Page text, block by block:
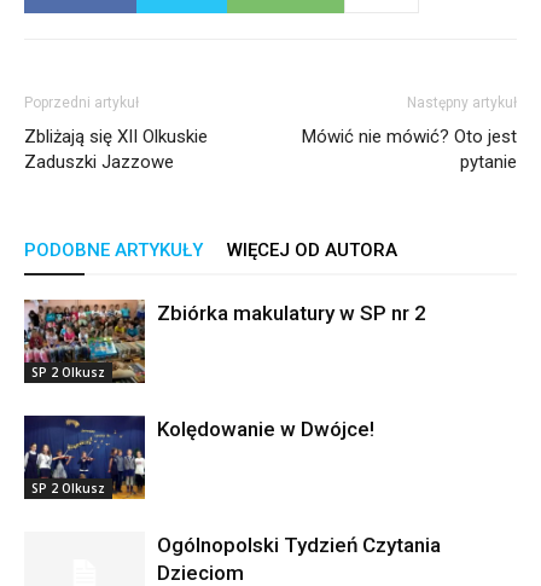
Poprzedni artykuł
Zbliżają się XII Olkuskie
Zaduszki Jazzowe
Następny artykuł
Mówić nie mówić? Oto jest
pytanie
PODOBNE ARTYKUŁY WIĘCEJ OD AUTORA
SP 2 Olkusz
Zbiórka makulatury w SP nr 2
SP 2 Olkusz
Kolędowanie w Dwójce!
Ogólnopolski Tydzień Czytania
Dzieciom